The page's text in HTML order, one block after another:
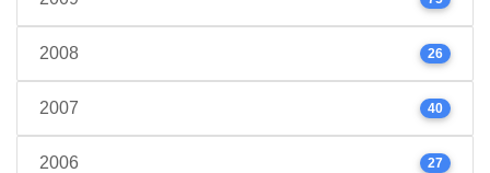
2008 26
2007 40
2006 27